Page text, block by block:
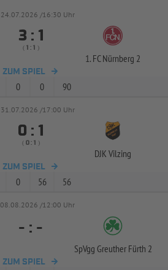
24.07.2026 /16:30 Uhr
 : 
(  :  )
1. FC Nürnberg 2
ZUM SPIEL
0 0 90
31.07.2026 /17:00 Uhr
 : 
( :  )
DJK Vilzing
ZUM SPIEL
0 56 56
08.08.2026 /12:00 Uhr
- : -
SpVgg Greuther Fürth 2
ZUM SPIEL